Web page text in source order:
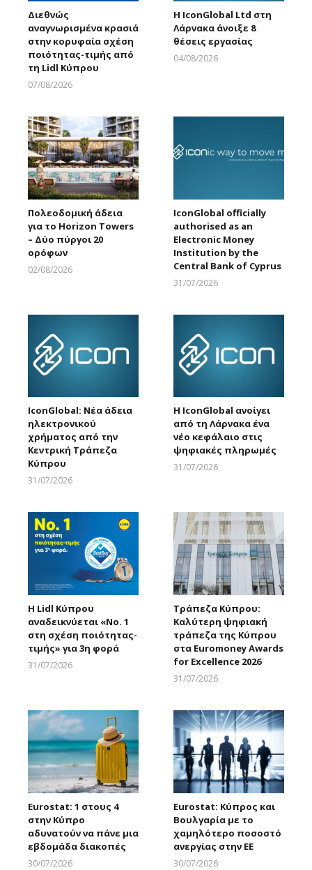
Διεθνώς
αναγνωρισμένα κρασιά
στην κορυφαία σχέση
ποιότητας-τιμής από
τη Lidl Κύπρου
07/08/2026
Η IconGlobal Ltd στη
Λάρνακα άνοιξε 8
θέσεις εργασίας
04/08/2026
Πολεοδομική άδεια
για το Horizon Towers
– Δύο πύργοι 20
ορόφων
02/08/2026
IconGlobal officially
authorised as an
Electronic Money
Institution by the
Central Bank of Cyprus
31/07/2026
IconGlobal: Νέα άδεια
ηλεκτρονικού
χρήματος από την
Κεντρική Τράπεζα
Κύπρου
31/07/2026
Η IconGlobal ανοίγει
από τη Λάρνακα ένα
νέο κεφάλαιο στις
ψηφιακές πληρωμές
31/07/2026
Η Lidl Κύπρου
αναδεικνύεται «Νo. 1
στη σχέση ποιότητας-
τιμής» για 3η φορά
31/07/2026
Τράπεζα Κύπρου:
Καλύτερη ψηφιακή
τράπεζα της Κύπρου
στα Euromoney Awards
for Excellence 2026
31/07/2026
Eurostat: 1 στους 4
στην Κύπρο
αδυνατούν να πάνε μια
εβδομάδα διακοπές
30/07/2026
Eurostat: Κύπρος και
Βουλγαρία με το
χαμηλότερο ποσοστό
ανεργίας στην ΕΕ
30/07/2026